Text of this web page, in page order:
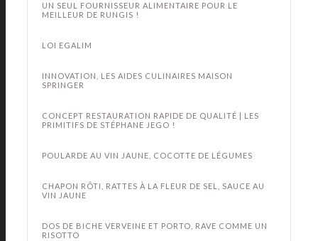
UN SEUL FOURNISSEUR ALIMENTAIRE POUR LE
MEILLEUR DE RUNGIS !
LOI EGALIM
INNOVATION, LES AIDES CULINAIRES MAISON
SPRINGER
CONCEPT RESTAURATION RAPIDE DE QUALITÉ | LES
PRIMITIFS DE STÉPHANE JEGO !
POULARDE AU VIN JAUNE, COCOTTE DE LÉGUMES
CHAPON RÔTI, RATTES À LA FLEUR DE SEL, SAUCE AU
VIN JAUNE
DOS DE BICHE VERVEINE ET PORTO, RAVE COMME UN
RISOTTO